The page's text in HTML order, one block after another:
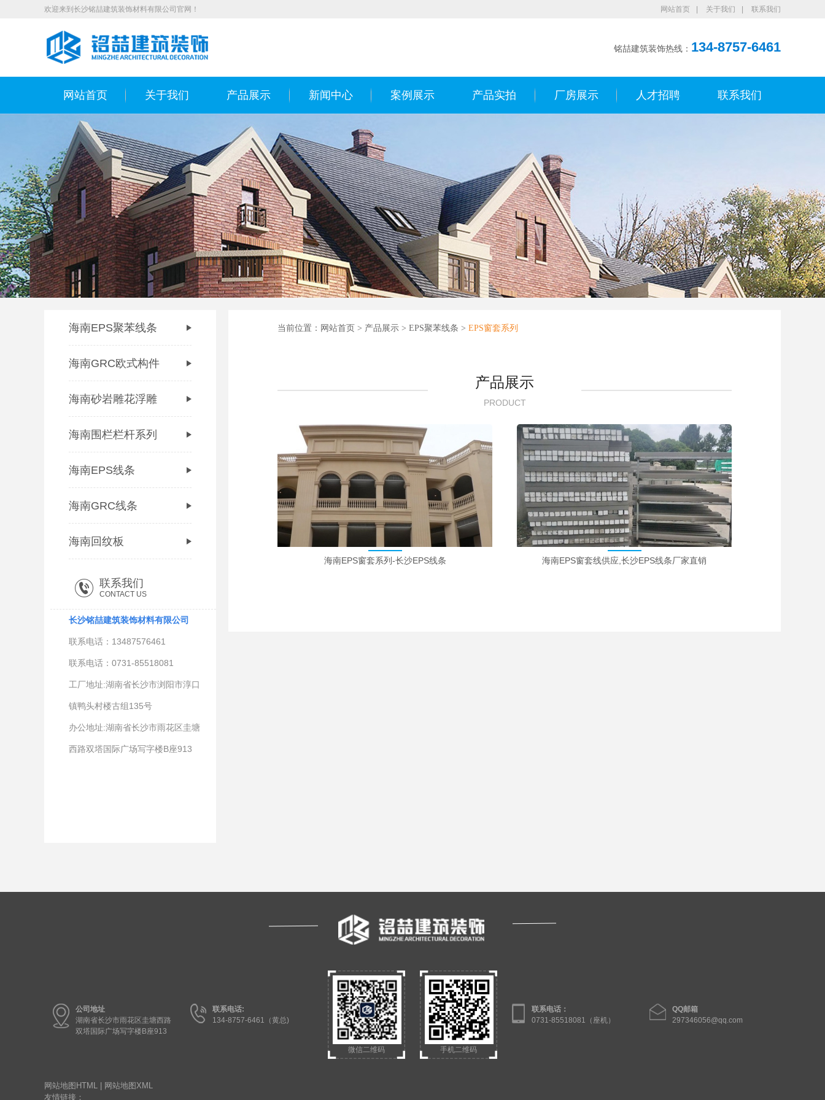
欢迎来到长沙铭喆建筑装饰材料有限公司官网！ 网站首页 关于我们 联系我们
铭喆建筑装饰热线： 134-8757-6461
网站首页 关于我们 产品展示 新闻中心 案例展示 产品实拍 厂房展示 人才招聘 联系我们
海南EPS聚苯线条
海南GRC欧式构件
海南砂岩雕花浮雕
海南围栏栏杆系列
海南EPS线条
海南GRC线条
海南回纹板
联系我们
CONTACT US
长沙铭喆建筑装饰材料有限公司
联系电话：13487576461
联系电话：0731-85518081
工厂地址:湖南省长沙市浏阳市淳口
镇鸭头村楼古组135号
办公地址:湖南省长沙市雨花区圭塘
西路双塔国际广场写字楼B座913
当前位置： 网站首页 > 产品展示 > EPS聚苯线条 > EPS窗套系列
产品展示
PRODUCT
海南EPS窗套系列-长沙EPS线条 海南EPS窗套线供应,长沙EPS线条厂家直销
公司地址
湖南省长沙市雨花区圭塘西路
双塔国际广场写字楼B座913
联系电话:
134-8757-6461（黄总)
微信二维码 手机二维码
联系电话：
0731-85518081（座机）
QQ邮箱
297346056@qq.com
网站地图HTML
网站地图XML
友情链接：